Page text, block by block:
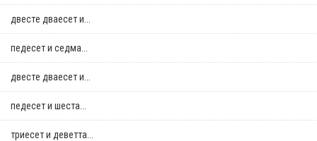
двестe дваесет и...
педесет и седма...
двестe дваесет и...
педесет и шеста...
триесет и деветта...